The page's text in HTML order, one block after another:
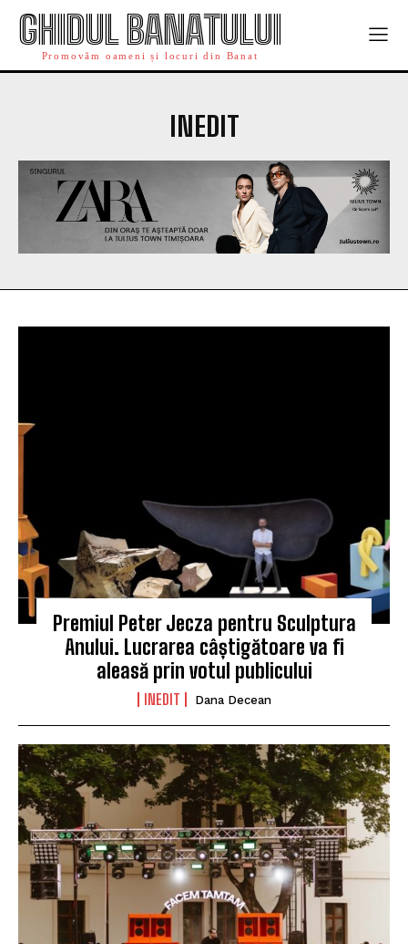
GHIDUL BANATULUI
Promovăm oameni și locuri din Banat
INEDIT
Premiul Peter Jecza pentru Sculptura
Anului. Lucrarea câștigătoare va fi
aleasă prin votul publicului
INEDIT Dana Decean